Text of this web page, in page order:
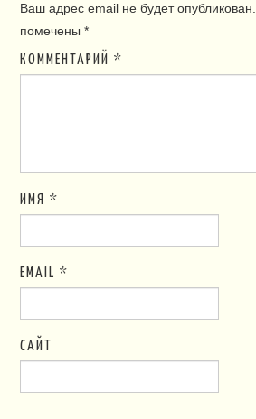
Ваш адрес email не будет опубликован.
помечены*
КОММЕНТАРИЙ*
ИМЯ*
EMAIL*
САЙТ